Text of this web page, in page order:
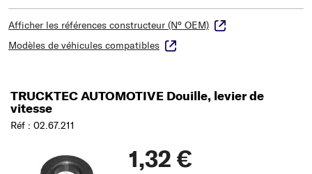
Afficher les références constructeur (N° OEM)
Modèles de véhicules compatibles
TRUCKTEC AUTOMOTIVE Douille, levier de
vitesse
Réf : 02.67.211
1,32 €